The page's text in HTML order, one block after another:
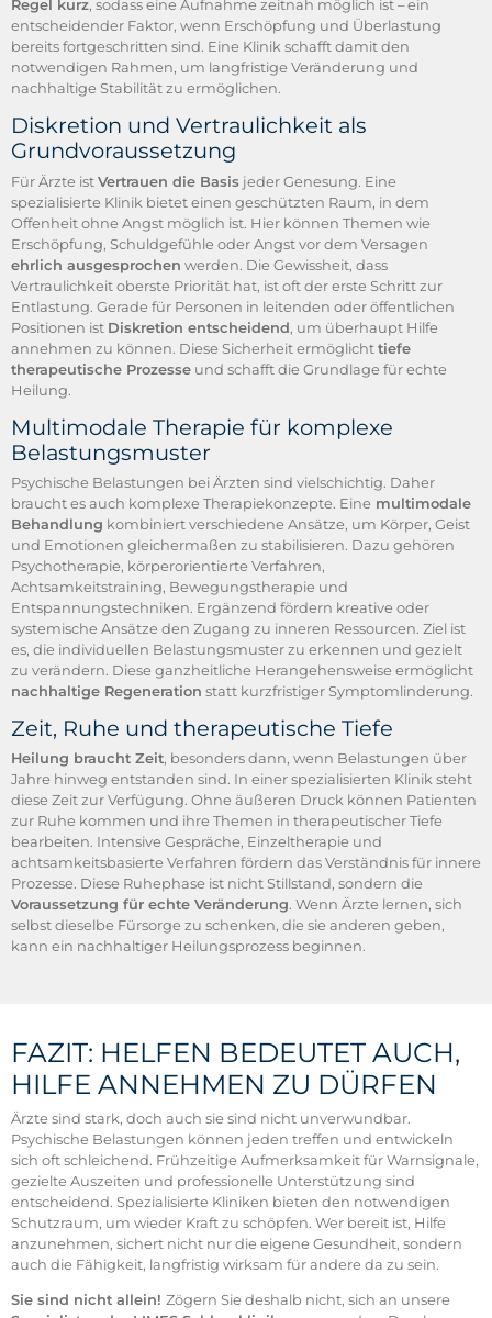
Regel kurz, sodass eine Aufnahme zeitnah möglich ist – ein
entscheidender Faktor, wenn Erschöpfung und Überlastung
bereits fortgeschritten sind. Eine Klinik schafft damit den
notwendigen Rahmen, um langfristige Veränderung und
nachhaltige Stabilität zu ermöglichen.
Diskretion und Vertraulichkeit als
Grundvoraussetzung
Für Ärzte istVertrauen die Basisjeder Genesung. Eine
spezialisierte Klinik bietet einen geschützten Raum, in dem
Offenheit ohne Angst möglich ist. Hier können Themen wie
Erschöpfung, Schuldgefühle oder Angst vor dem Versagen
ehrlich ausgesprochen werden. Die Gewissheit, dass
Vertraulichkeit oberste Priorität hat, ist oft der erste Schritt zur
Entlastung. Gerade für Personen in leitenden oder öffentlichen
Positionen ist Diskretion entscheidend, um überhaupt Hilfe
annehmen zu können. Diese Sicherheit ermöglichttiefe
therapeutische Prozesseund schafft die Grundlage für echte
Heilung.
Multimodale Therapie für komplexe
Belastungsmuster
Psychische Belastungen bei Ärzten sind vielschichtig. Daher
braucht es auch komplexe Therapiekonzepte. Eine multimodale
Behandlung kombiniert verschiedene Ansätze, um Körper, Geist
und Emotionen gleichermaßen zu stabilisieren. Dazu gehören
Psychotherapie, körperorientierte Verfahren,
Achtsamkeitstraining, Bewegungstherapie und
Entspannungstechniken. Ergänzend fördern kreative oder
systemische Ansätze den Zugang zu inneren Ressourcen. Ziel ist
es, die individuellen Belastungsmuster zu erkennen und gezielt
zu verändern. Diese ganzheitliche Herangehensweise ermöglicht
nachhaltige Regeneration statt kurzfristiger Symptomlinderung.
Zeit, Ruhe und therapeutische Tiefe
Heilung braucht Zeit, besonders dann, wenn Belastungen über
Jahre hinweg entstanden sind. In einer spezialisierten Klinik steht
diese Zeit zur Verfügung. Ohne äußeren Druck können Patienten
zur Ruhe kommen und ihre Themen in therapeutischer Tiefe
bearbeiten. Intensive Gespräche, Einzeltherapie und
achtsamkeitsbasierte Verfahren fördern das Verständnis für innere
Prozesse. Diese Ruhephase ist nicht Stillstand, sondern die
Voraussetzung für echte Veränderung. Wenn Ärzte lernen, sich
selbst dieselbe Fürsorge zu schenken, die sie anderen geben,
kann ein nachhaltiger Heilungsprozess beginnen.
FAZIT: HELFEN BEDEUTET AUCH,
HILFE ANNEHMEN ZU DÜRFEN
Ärzte sind stark, doch auch sie sind nicht unverwundbar.
Psychische Belastungen können jeden treffen und entwickeln
sich oft schleichend. Frühzeitige Aufmerksamkeit für Warnsignale,
gezielte Auszeiten und professionelle Unterstützung sind
entscheidend. Spezialisierte Kliniken bieten den notwendigen
Schutzraum, um wieder Kraft zu schöpfen. Wer bereit ist, Hilfe
anzunehmen, sichert nicht nur die eigene Gesundheit, sondern
auch die Fähigkeit, langfristig wirksam für andere da zu sein.
Sie sind nicht allein! Zögern Sie deshalb nicht, sich an unsere